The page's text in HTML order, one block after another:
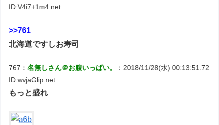
ID:V4i7+1m4.net
>>761
北海道ですしお寿司
767：名無しさん＠お腹いっぱい。
：2018/11/28(水) 00:13:51.72
ID:wvjaGlip.net
もっと盛れ